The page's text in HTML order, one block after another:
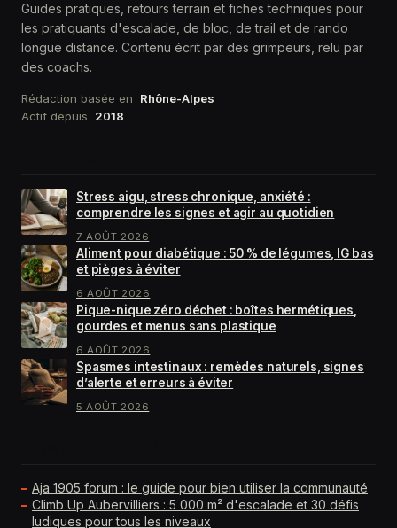
Guides pratiques, retours terrain et fiches techniques pour
les pratiquants d'escalade, de bloc, de trail et de rando
longue distance. Contenu écrit par des grimpeurs, relu par
des coachs.
Rédaction basée en
Rhône-Alpes
Actif depuis
2018
Stress aigu, stress chronique, anxiété :
comprendre les signes et agir au quotidien
7 AOÛT 2026
Aliment pour diabétique : 50 % de légumes, IG bas
et pièges à éviter
6 AOÛT 2026
Pique-nique zéro déchet : boîtes hermétiques,
gourdes et menus sans plastique
6 AOÛT 2026
Spasmes intestinaux : remèdes naturels, signes
d’alerte et erreurs à éviter
5 AOÛT 2026
Aja 1905 forum : le guide pour bien utiliser la communauté
Climb Up Aubervilliers : 5 000 m² d'escalade et 30 défis
ludiques pour tous les niveaux